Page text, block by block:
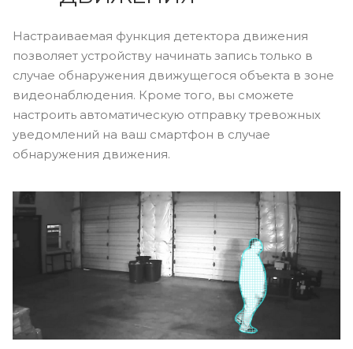
Настраиваемая функция детектора движения
позволяет устройству начинать запись только в
случае обнаружения движущегося объекта в зоне
видеонаблюдения. Кроме того, вы сможете
настроить автоматическую отправку тревожных
уведомлений на ваш смартфон в случае
обнаружения движения.